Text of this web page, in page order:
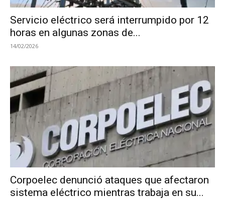
Servicio eléctrico será interrumpido por 12
horas en algunas zonas de...
14/02/2026
Corpoelec denunció ataques que afectaron
sistema eléctrico mientras trabaja en su...